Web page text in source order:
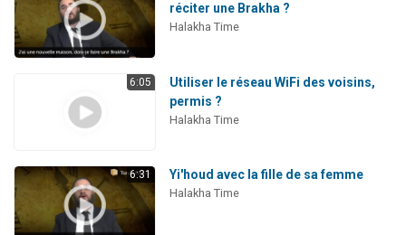
réciter une Brakha ?
Halakha Time
6:05
Utiliser le réseau WiFi des voisins,
permis ?
Halakha Time
6:31 Yi'houd avec la fille de sa femme
Halakha Time